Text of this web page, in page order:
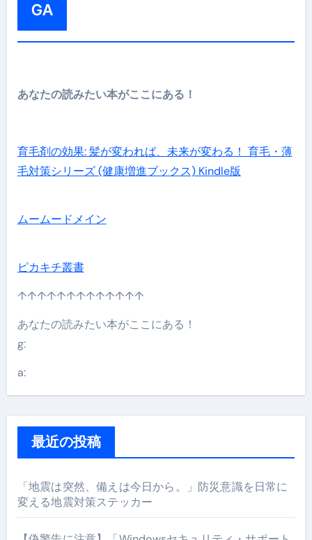
GA
あなたの読みたい本がここにある！
育毛剤の効果: 髪が変われば、未来が変わる！ 育毛・薄
毛対策シリーズ (健康増進ブックス) Kindle版
ムームードメイン
ピカキチ叢書
↑↑↑↑↑↑↑↑↑↑↑↑↑
あなたの読みたい本がここにある！
g:
a:
最近の投稿
「地震は突然、備えは今日から。」防災意識を日常に
変える地震対策ステッカー